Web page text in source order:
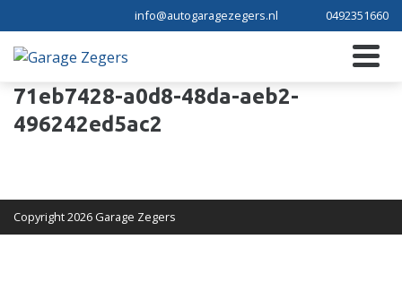
info@autogaragezegers.nl 0492351660
71eb7428-a0d8-48da-aeb2-
496242ed5ac2
Copyright 2026 Garage Zegers